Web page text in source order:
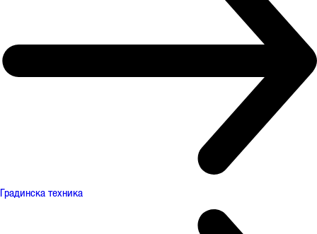
Градинска техника